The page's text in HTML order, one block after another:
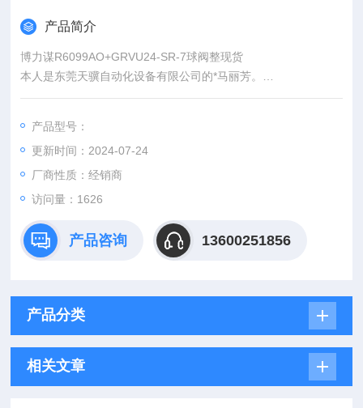
产品简介
博力谋R6099AO+GRVU24-SR-7球阀整现货
本人是东莞天骥自动化设备有限公司的*马丽芳。
即使白天再忙，也会竭诚耐心为您服务！
产品型号：
更新时间：2024-07-24
厂商性质：经销商
访问量：1626
产品咨询 13600251856
产品分类
相关文章